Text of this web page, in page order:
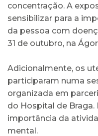
concentração. A
sensibilizar para a
da pessoa com
31 de outubro, na
Adicionalmente, os
participaram numa
organizada em
do Hospital de
importância da
mental.